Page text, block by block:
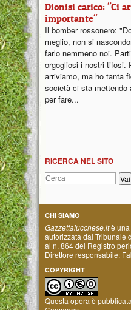
Dionisi carico: "Ci
importante"
Il bomber rossonero:
meglio, non si
farlo nemmeno noi.
orgogliosi i nostri tifosi.
arriviamo, ma ho tanta
società ci sta mettendo
per fare...
RICERCA NEL SITO
CHI SIAMO
Gazzettalucchese.itè una
autorizzata dal Tribunale
al n. 864 del Registro
Direttore responsabile:
COPYRIGHT
Questa opera è